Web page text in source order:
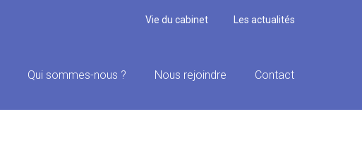
Vie du cabinet Les actualités
Qui sommes-nous ? Nous rejoindre Contact